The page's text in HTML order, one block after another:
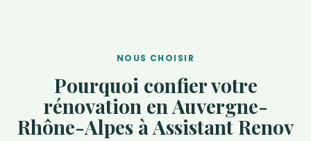
NOUS CHOISIR
Pourquoi confier votre
rénovation en Auvergne-
Rhône-Alpes à Assistant Renov